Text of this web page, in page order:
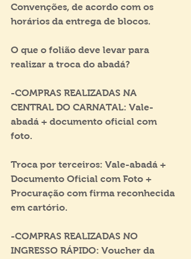
Convenções, de acordo com os
horários da entrega de blocos.
O que o folião deve levar para
realizar a troca do abadá? ​
-COMPRAS REALIZADAS NA
CENTRAL DO CARNATAL: Vale-
abadá + documento oficial com
foto.
Troca por terceiros: Vale-abadá +
Documento Oficial com Foto +
Procuração com firma reconhecida
em cartório.
-COMPRAS REALIZADAS NO
INGRESSO RÁPIDO: Voucher da